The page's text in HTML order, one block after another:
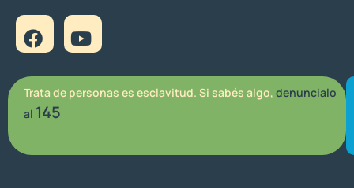
Trata de personas es esclavitud. Si sabés algo, denuncialo
al 145